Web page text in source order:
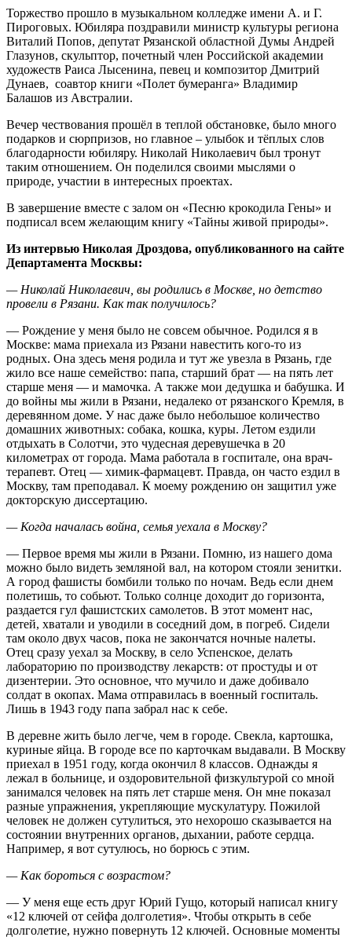
Торжество прошло в музыкальном колледже имени А. и Г.
Пироговых. Юбиляра поздравили министр культуры региона
Виталий Попов, депутат Рязанской областной Думы Андрей
Глазунов, скульптор, почетный член Российской академии
художеств Раиса Лысенина, певец и композитор Дмитрий
Дунаев, соавтор книги «Полет бумеранга» Владимир
Балашов из Австралии.
Вечер чествования прошёл в теплой обстановке, было много
подарков и сюрпризов, но главное – улыбок и тёплых слов
благодарности юбиляру. Николай Николаевич был тронут
таким отношением. Он поделился своими мыслями о
природе, участии в интересных проектах.
В завершение вместе с залом он «Песню крокодила Гены» и
подписал всем желающим книгу «Тайны живой природы».
Из интервью Николая Дроздова, опубликованного на сайте
Департамента Москвы:
— Николай Николаевич, вы родились в Москве, но детство
провели в Рязани. Как так получилось?
— Рождение у меня было не совсем обычное. Родился я в
Москве: мама приехала из Рязани навестить кого-то из
родных. Она здесь меня родила и тут же увезла в Рязань, где
жило все наше семейство: папа, старший брат — на пять лет
старше меня — и мамочка. А также мои дедушка и бабушка. И
до войны мы жили в Рязани, недалеко от рязанского Кремля, в
деревянном доме. У нас даже было небольшое количество
домашних животных: собака, кошка, куры. Летом ездили
отдыхать в Солотчи, это чудесная деревушечка в 20
километрах от города. Мама работала в госпитале, она врач-
терапевт. Отец — химик-фармацевт. Правда, он часто ездил в
Москву, там преподавал. К моему рождению он защитил уже
докторскую диссертацию.
— Когда началась война, семья уехала в Москву?
— Первое время мы жили в Рязани. Помню, из нашего дома
можно было видеть земляной вал, на котором стояли зенитки.
А город фашисты бомбили только по ночам. Ведь если днем
полетишь, то собьют. Только солнце доходит до горизонта,
раздается гул фашистских самолетов. В этот момент нас,
детей, хватали и уводили в соседний дом, в погреб. Сидели
там около двух часов, пока не закончатся ночные налеты.
Отец сразу уехал за Москву, в село Успенское, делать
лабораторию по производству лекарств: от простуды и от
дизентерии. Это основное, что мучило и даже добивало
солдат в окопах. Мама отправилась в военный госпиталь.
Лишь в 1943 году папа забрал нас к себе.
В деревне жить было легче, чем в городе. Свекла, картошка,
куриные яйца. В городе все по карточкам выдавали. В Москву
приехал в 1951 году, когда окончил 8 классов. Однажды я
лежал в больнице, и оздоровительной физкультурой со мной
занимался человек на пять лет старше меня. Он мне показал
разные упражнения, укрепляющие мускулатуру. Пожилой
человек не должен сутулиться, это нехорошо сказывается на
состоянии внутренних органов, дыхании, работе сердца.
Например, я вот сутулюсь, но борюсь с этим.
— Как бороться с возрастом?
— У меня еще есть друг Юрий Гущо, который написал книгу
«12 ключей от сейфа долголетия». Чтобы открыть в себе
долголетие, нужно повернуть 12 ключей. Основные моменты